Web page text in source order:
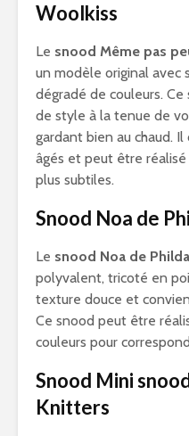
Woolkiss
Le snood Même pas
un modèle original avec
dégradé de couleurs.
de style à la tenue de
gardant bien au chaud.
âgés et peut être
plus subtiles.
Snood Noa de
Le snood Noa de
polyvalent, tricoté en
texture douce et
Ce snood peut être
couleurs pour
Snood Mini
Knitters